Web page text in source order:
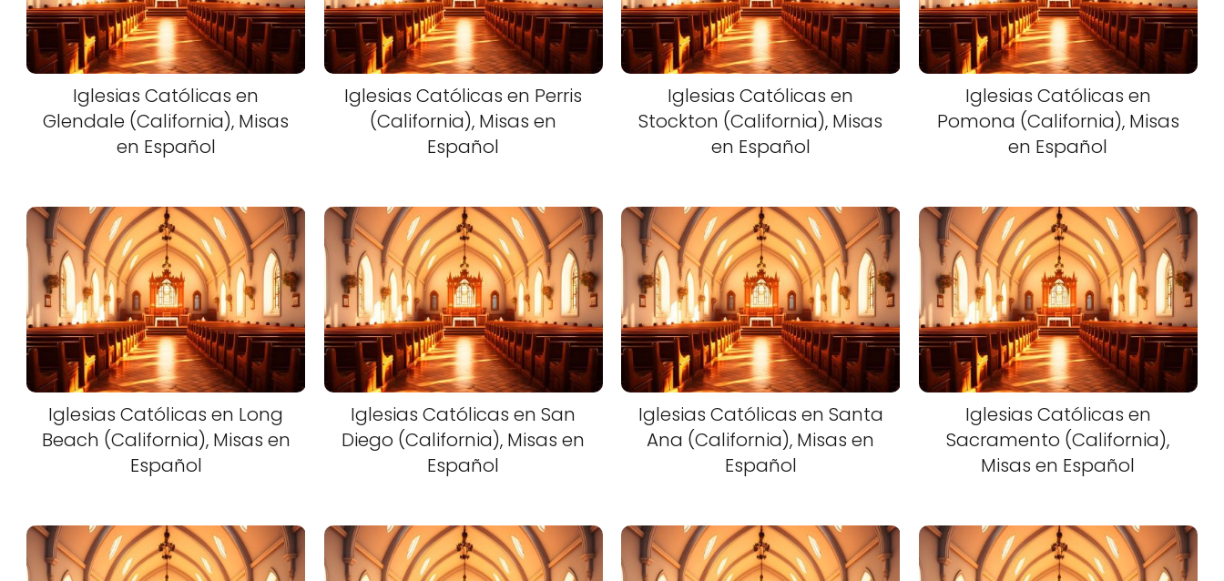
Iglesias Católicas en
Glendale (California), Misas
en Español
Iglesias Católicas en Perris
(California), Misas en
Español
Iglesias Católicas en
Stockton (California), Misas
en Español
Iglesias Católicas en
Pomona (California), Misas
en Español
Iglesias Católicas en Long
Beach (California), Misas en
Español
Iglesias Católicas en San
Diego (California), Misas en
Español
Iglesias Católicas en Santa
Ana (California), Misas en
Español
Iglesias Católicas en
Sacramento (California),
Misas en Español